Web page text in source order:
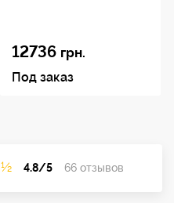
12736 грн.
Под заказ
½ 4.8/5 66 отзывов